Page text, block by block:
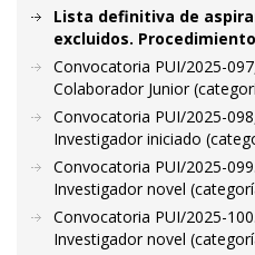
Lista definitiva de
excluidos. Procedimiento
Convocatoria PUI/2025-
Colaborador Junior
Convocatoria PUI/2025-
Investigador iniciado
Convocatoria PUI/2025-
Investigador novel
Convocatoria PUI/2025-
Investigador novel